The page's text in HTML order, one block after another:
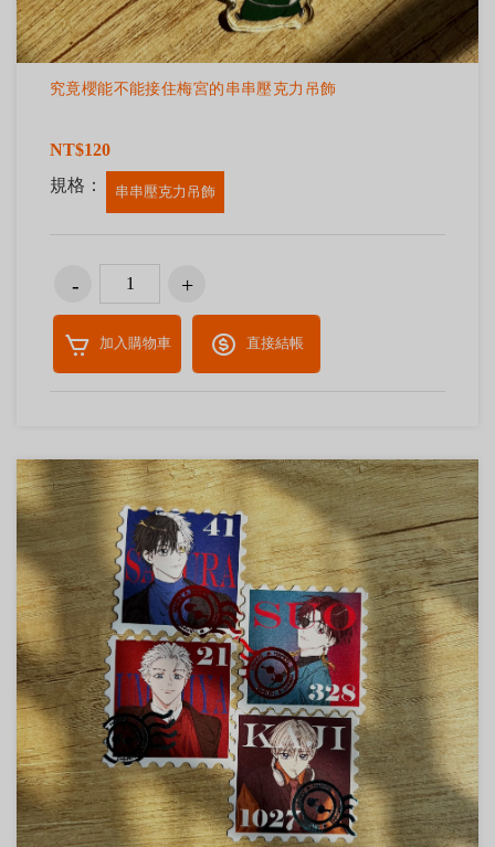
究竟櫻能不能接住梅宮的串串壓克力吊飾
NT$120
規格：
串串壓克力吊飾
加入購物車 直接結帳